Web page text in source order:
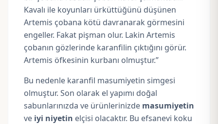
Kavalı ile koyunları ürküttüğünü düşünen
Artemis çobana kötü davranarak görmesini
engeller. Fakat pişman olur. Lakin Artemis
çobanın gözlerinde karanfilin çıktığını görür.
Artemis öfkesinin kurbanı olmuştur.”
Bu nedenle karanfil masumiyetin simgesi
olmuştur. Son olarak el yapımı doğal
sabunlarınızda ve ürünlerinizde masumiyetin
ve iyi niyetin elçisi olacaktır. Bu efsanevi koku